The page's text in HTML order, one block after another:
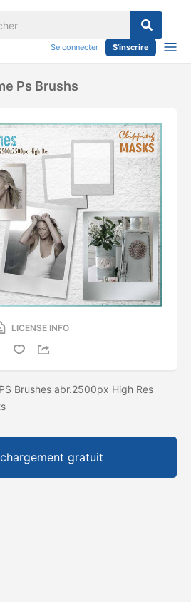
Se connecter S'inscrire
Ps Brushs
LICENSE INFO
Brushes abr.2500px High Res
gratuit